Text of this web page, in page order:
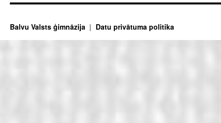
Balvu Valsts ģimnāzija Datu privātuma politika